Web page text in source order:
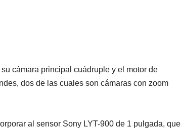
cámara principal cuádruple y el motor de
dos de las cuales son cámaras con zoom
al sensor Sony LYT-900 de 1 pulgada, que